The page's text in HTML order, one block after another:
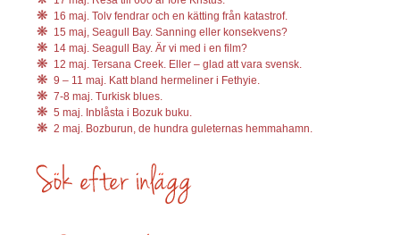
16 maj. Tolv fendrar och en kätting från katastrof.
15 maj, Seagull Bay. Sanning eller konsekvens?
14 maj. Seagull Bay. Är vi med i en film?
12 maj. Tersana Creek. Eller – glad att vara svensk.
9 – 11 maj. Katt bland hermeliner i Fethyie.
7-8 maj. Turkisk blues.
5 maj. Inblåsta i Bozuk buku.
2 maj. Bozburun, de hundra guleternas hemmahamn.